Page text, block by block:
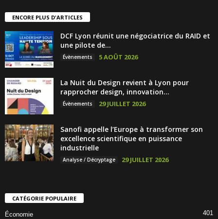
ENCORE PLUS D'ARTICLES
DCF Lyon réunit une négociatrice du RAID et
une pilote de...
Évènements 5 AOÛT 2026
La Nuit du Design revient à Lyon pour
rapprocher design, innovation...
Évènements 29 JUILLET 2026
Sanofi appelle l’Europe à transformer son
excellence scientifique en puissance
industrielle
Analyse / Décryptage 29 JUILLET 2026
CATÉGORIE POPULAIRE
Économie 401